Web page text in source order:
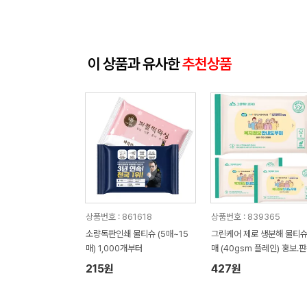
이 상품과 유사한추천상품
상품번호 : 861618
소량독판인쇄 물티슈 (5매~15
매) 1,000개부터
215원
상품번호 : 839365
그린케어 제로 생분해 물티
매 (40gsm 플레인) 홍보.
용 물티슈
427원